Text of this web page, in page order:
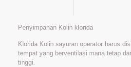
Penyimpanan Kolin klorida
Klorida Kolin sayuran operator harus
tempat yang berventilasi mana tetap
tinggi.